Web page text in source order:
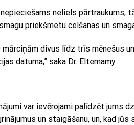
neliels pārtraukums,
priekšmetu celšanas un
divus līdz trīs mēnešus
datuma,” saka Dr. Eltemamy.
var ievērojami palīdzēt jums
un staigāšanu, un, kad jūs